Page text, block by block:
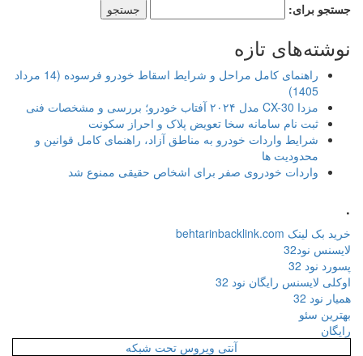
جستجو برای:
نوشته‌های تازه
راهنمای کامل مراحل و شرایط اسقاط خودرو فرسوده (14 مرداد
1405)
مزدا CX-30 مدل ۲۰۲۴ آفتاب خودرو؛ بررسی و مشخصات فنی
ثبت نام سامانه سخا تعویض پلاک و احراز سکونت
شرایط واردات خودرو به مناطق آزاد، راهنمای کامل قوانین و
محدودیت ها
واردات خودروی صفر برای اشخاص حقیقی ممنوع شد
خرید بک لینک behtarinbacklink.com
لایسنس نود32
پسورد نود 32
اوکلی لایسنس رایگان نود 32
همیار نود 32
بهترین سئو
رایگان
آنتی ویروس تحت شبکه